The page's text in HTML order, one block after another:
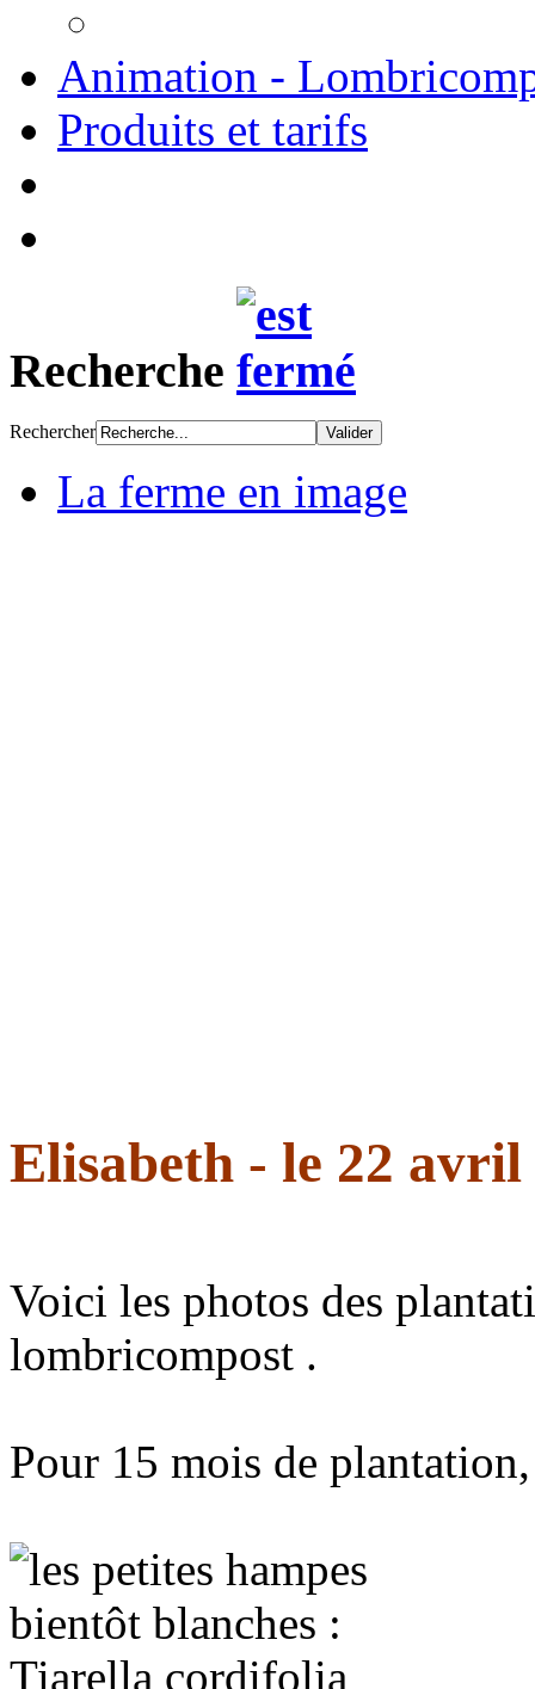
Animation -
Produits et tarifs
Recherche
Rechercher
La ferme en image
Elisabeth - le 22 avril
Voici les photos des
lombricompost .
Pour 15 mois de